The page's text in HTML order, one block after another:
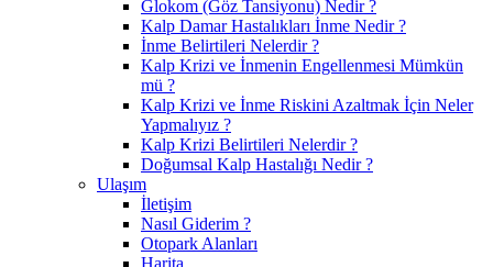
Glokom (Göz Tansiyonu) Nedir ?
Kalp Damar Hastalıkları İnme Nedir ?
İnme Belirtileri Nelerdir ?
Kalp Krizi ve İnmenin Engellenmesi Mümkün
mü ?
Kalp Krizi ve İnme Riskini Azaltmak İçin Neler
Yapmalıyız ?
Kalp Krizi Belirtileri Nelerdir ?
Doğumsal Kalp Hastalığı Nedir ?
Ulaşım
İletişim
Nasıl Giderim ?
Otopark Alanları
Harita